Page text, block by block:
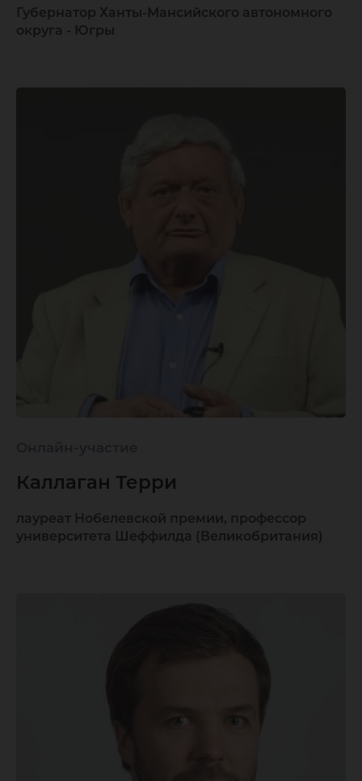
Губернатор Ханты-Мансийского автономного
округа - Югры
Каллаган Терри
лауреат Нобелевской премии, профессор
университета Шеффилда (Великобритания)